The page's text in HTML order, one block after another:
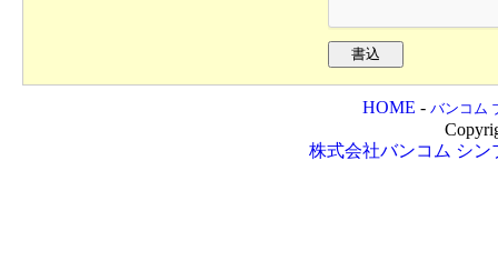
HOME - バンコム
株式会社バンコム シン